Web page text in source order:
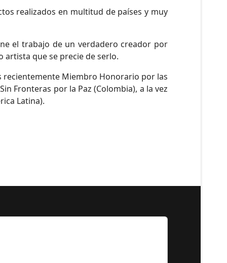
realizados en multitud de países y muy
el trabajo de un verdadero creador por
que se precie de serlo.
recientemente Miembro Honorario por las
Fronteras por la Paz (Colombia), a la vez
Latina).